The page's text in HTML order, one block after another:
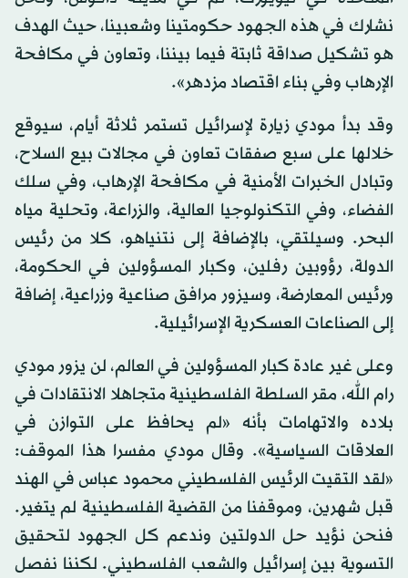
نشارك في هذه الجهود حكومتينا وشعبينا، حيث الهدف
هو تشكيل صداقة ثابتة فيما بيننا، وتعاون في مكافحة
الإرهاب وفي بناء اقتصاد مزدهر».
وقد بدأ مودي زيارة لإسرائيل تستمر ثلاثة أيام، سيوقع
خلالها على سبع صفقات تعاون في مجالات بيع السلاح،
وتبادل الخبرات الأمنية في مكافحة الإرهاب، وفي سلك
الفضاء، وفي التكنولوجيا العالية، والزراعة، وتحلية مياه
البحر. وسيلتقي، بالإضافة إلى نتنياهو، كلا من رئيس
الدولة، رؤوبين رفلين، وكبار المسؤولين في الحكومة،
ورئيس المعارضة، وسيزور مرافق صناعية وزراعية، إضافة
إلى الصناعات العسكرية الإسرائيلية.
وعلى غير عادة كبار المسؤولين في العالم، لن يزور مودي
رام الله، مقر السلطة الفلسطينية متجاهلا الانتقادات في
بلاده والاتهامات بأنه «لم يحافظ على التوازن في
العلاقات السياسية». وقال مودي مفسرا هذا الموقف:
«لقد التقيت الرئيس الفلسطيني محمود عباس في الهند
قبل شهرين، وموقفنا من القضية الفلسطينية لم يتغير.
فنحن نؤيد حل الدولتين وندعم كل الجهود لتحقيق
التسوية بين إسرائيل والشعب الفلسطيني. لكننا نفصل